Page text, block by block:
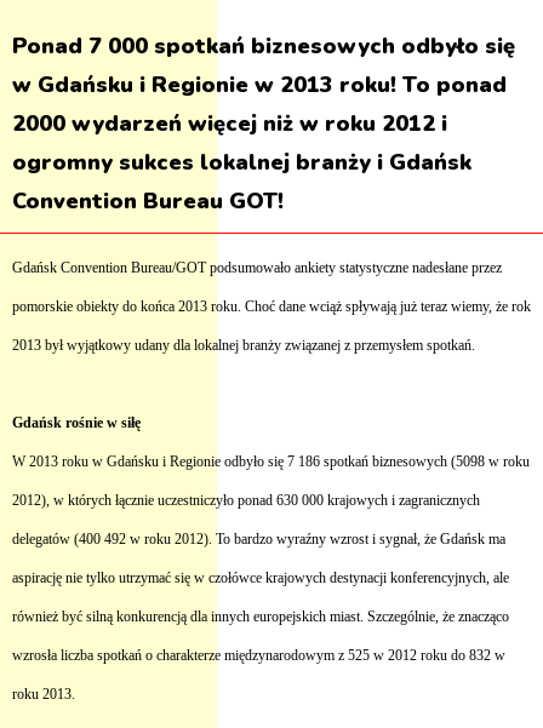
Ponad 7 000 spotkań biznesowych odbyło się
w Gdańsku i Regionie w 2013 roku! To ponad
2000 wydarzeń więcej niż w roku 2012 i
ogromny sukces lokalnej branży i Gdańsk
Convention Bureau GOT!
Gdańsk Convention Bureau/GOT podsumowało ankiety statystyczne nadesłane przez
pomorskie obiekty do końca 2013 roku. Choć dane wciąż spływają już teraz wiemy, że rok
2013 był wyjątkowy udany dla lokalnej branży związanej z przemysłem spotkań.
Gdańsk rośnie w siłę
W 2013 roku w Gdańsku i Regionie odbyło się 7 186 spotkań biznesowych (5098 w roku
2012), w których łącznie uczestniczyło ponad 630 000 krajowych i zagranicznych
delegatów (400 492 w roku 2012). To bardzo wyraźny wzrost i sygnał, że Gdańsk ma
aspirację nie tylko utrzymać się w czołówce krajowych destynacji konferencyjnych, ale
również być silną konkurencją dla innych europejskich miast. Szczególnie, że znacząco
wzrosła liczba spotkań o charakterze międzynarodowym z 525 w 2012 roku do 832 w
roku 2013.